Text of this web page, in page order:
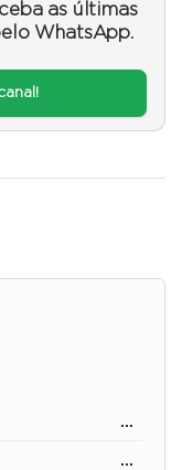
as últimas
WhatsApp.
...
...